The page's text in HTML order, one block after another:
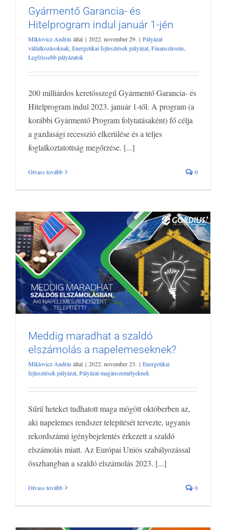
Gyármentő Garancia- és Hitelprogram
indul január 1-jén
Pályázat vállalkozásoknak
Gyármentő Garancia- és
Hitelprogram indul január 1-jén
Miklovicz Andrásáltal | 2022. november 29. | Pályázat
vállalkozásoknak Energetikai fejlesztések pályázat Finanszírozás
Legfrissebb pályázatok
200 milliárdos keretösszegű Gyármentő Garancia- és
Hitelprogram indul 2023. január 1-től. A program (a
korábbi Gyármentő Program folytatásaként) fő célja
a gazdasági recesszió elkerülése és a teljes
foglalkoztatottság megőrzése. [...]
Olvass tovább 0
Meddig maradhat a szaldó elszámolás a
napelemeseknek?
Energetikai fejlesztések pályázat Pályázat magánszemélyeknek
Meddig maradhat a szaldó
elszámolás a napelemeseknek?
Miklovicz Andrásáltal | 2022. november 23. | Energetikai
fejlesztések pályázat Pályázat magánszemélyeknek
Sűrű heteket tudhatott maga mögött októberben az,
aki napelemes rendszer telepítését tervezte, ugyanis
rekordszámú igénybejelentés érkezett a szaldó
elszámolás miatt. Az Európai Uniós szabályozással
összhangban a szaldó elszámolás 2023. [...]
Olvass tovább 0